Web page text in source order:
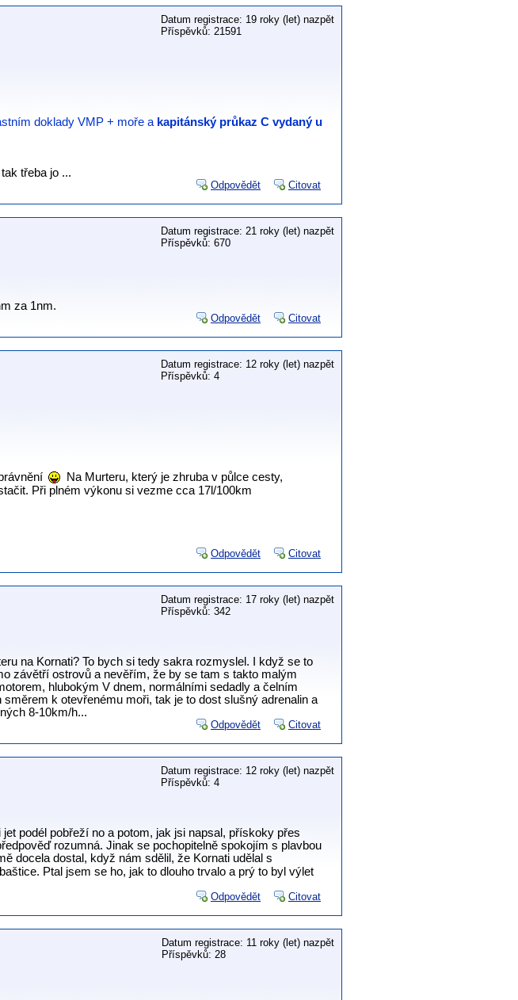
Datum registrace: 19 roky (let) nazpět
Příspěvků: 21591
doklady VMP + moře a kapitánský průkaz C vydaný u
třeba jo ...
Odpovědět Citovat
Datum registrace: 21 roky (let) nazpět
Příspěvků: 670
za 1nm.
Odpovědět Citovat
Datum registrace: 12 roky (let) nazpět
Příspěvků: 4
Na Murteru, který je zhruba v půlce cesty,
Při plném výkonu si vezme cca 17l/100km
Odpovědět Citovat
Datum registrace: 17 roky (let) nazpět
Příspěvků: 342
na Kornati? To bych si tedy sakra rozmyslel. I když se to
závětří ostrovů a nevěřím, že by se tam s takto malým
hlubokým V dnem, normálními sedadly a čelním
k otevřenému moři, tak je to dost slušný adrenalin a
8-10km/h...
Odpovědět Citovat
Datum registrace: 12 roky (let) nazpět
Příspěvků: 4
podél pobřeží no a potom, jak jsi napsal, přískoky přes
rozumná. Jinak se pochopitelně spokojím s plavbou
docela dostal, když nám sdělil, že Kornati udělal s
Ptal jsem se ho, jak to dlouho trvalo a prý to byl výlet
Odpovědět Citovat
Datum registrace: 11 roky (let) nazpět
Příspěvků: 28